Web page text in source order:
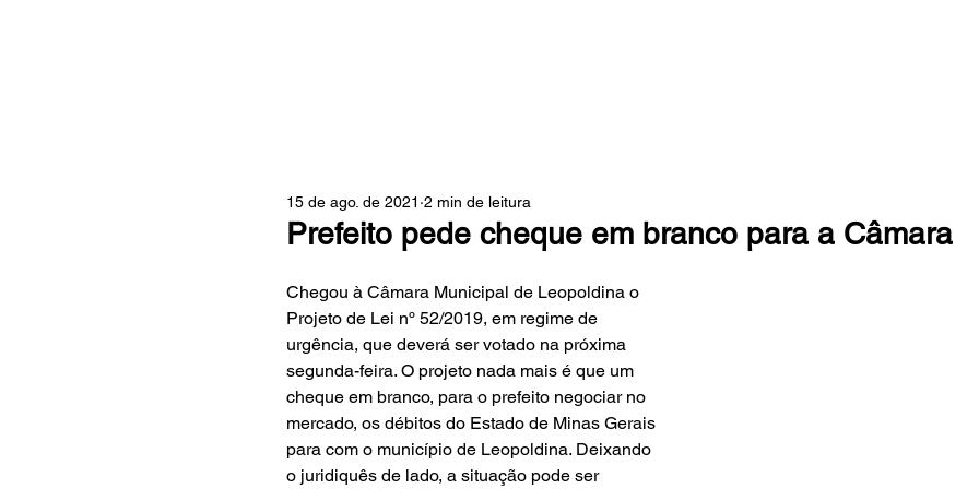
Prefeito pede cheque em branco para a Câmara
15 de ago. de 2021 2 min de leitura
Chegou à Câmara Municipal de Leopoldina o
Projeto de Lei nº 52/2019, em regime de
urgência, que deverá ser votado na próxima
segunda-feira. O projeto nada mais é que um
cheque em branco, para o prefeito negociar no
mercado, os débitos do Estado de Minas Gerais
para com o município de Leopoldina. Deixando
o juridiquês de lado, a situação pode ser